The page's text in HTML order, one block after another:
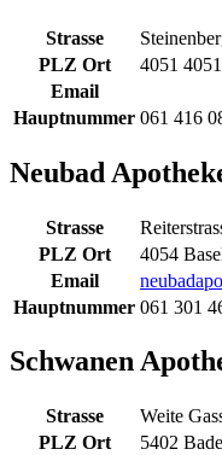
Strasse
PLZ Ort
4051
Email
Hauptnummer 061 416
Neubad
Strasse
PLZ Ort
4054
Email
Hauptnummer 061 301
Schwanen
Strasse
Weite
PLZ Ort
5402